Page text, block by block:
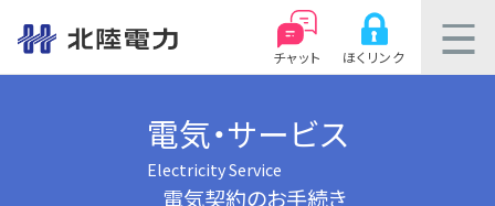
チャット ほくリンク
電気・サービス
Electricity Service
電気契約のお手続き